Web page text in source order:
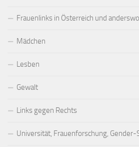
Frauenlinks in Österreich und anderswo
Mädchen
Lesben
Gewalt
Links gegen Rechts
Universität, Frauenforschung, Gender-